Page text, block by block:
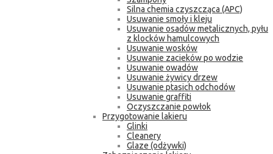
Silna chemia czyszcząca (APC)
Usuwanie smoły i kleju
Usuwanie osadów metalicznych, pyłu
z klocków hamulcowych
Usuwanie wosków
Usuwanie zacieków po wodzie
Usuwanie owadów
Usuwanie żywicy drzew
Usuwanie ptasich odchodów
Usuwanie graffiti
Oczyszczanie powłok
Przygotowanie lakieru
Glinki
Cleanery
Glaze (odżywki)